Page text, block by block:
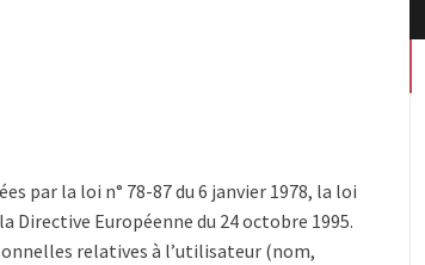
par la loi n° 78-87 du 6 janvier 1978, la loi
Directive Européenne du 24 octobre 1995.
relatives à l’utilisateur (nom,